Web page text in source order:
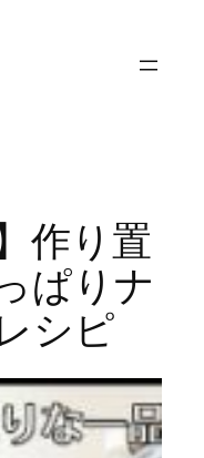
作り置
ぱりナ
シピ